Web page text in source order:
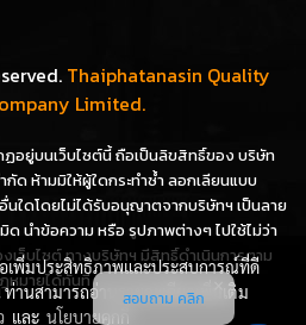
Thaiphatanasin Quality
Limited.
อยู่บนเว็บไซต์นี้ ถือเป็นลิขสิทธิ์ของ บริษัท
ห้ามมิให้ผู้ใดกระทำซ้ำ ลอกเลียนแบบ
นใดโดยไม่ได้รับอนุญาตจากบริษัทฯ เป็นลาย
นำข้อความ หรือ รูปภาพต่างๆ ไปใช้ไม่ว่า
ว็บไซต์ ทางบริษัทฯ มีสิทธิ์ดำเนินการตาม
หมายได้ทันที
อเพิ่มประสิทธิภาพและประสบการณ์ที่ดี
ท่านสามารถอ่านรายละเอียดเพิ่มเติม
และ นโยบายคุกกี้
สอบถาม คลิก